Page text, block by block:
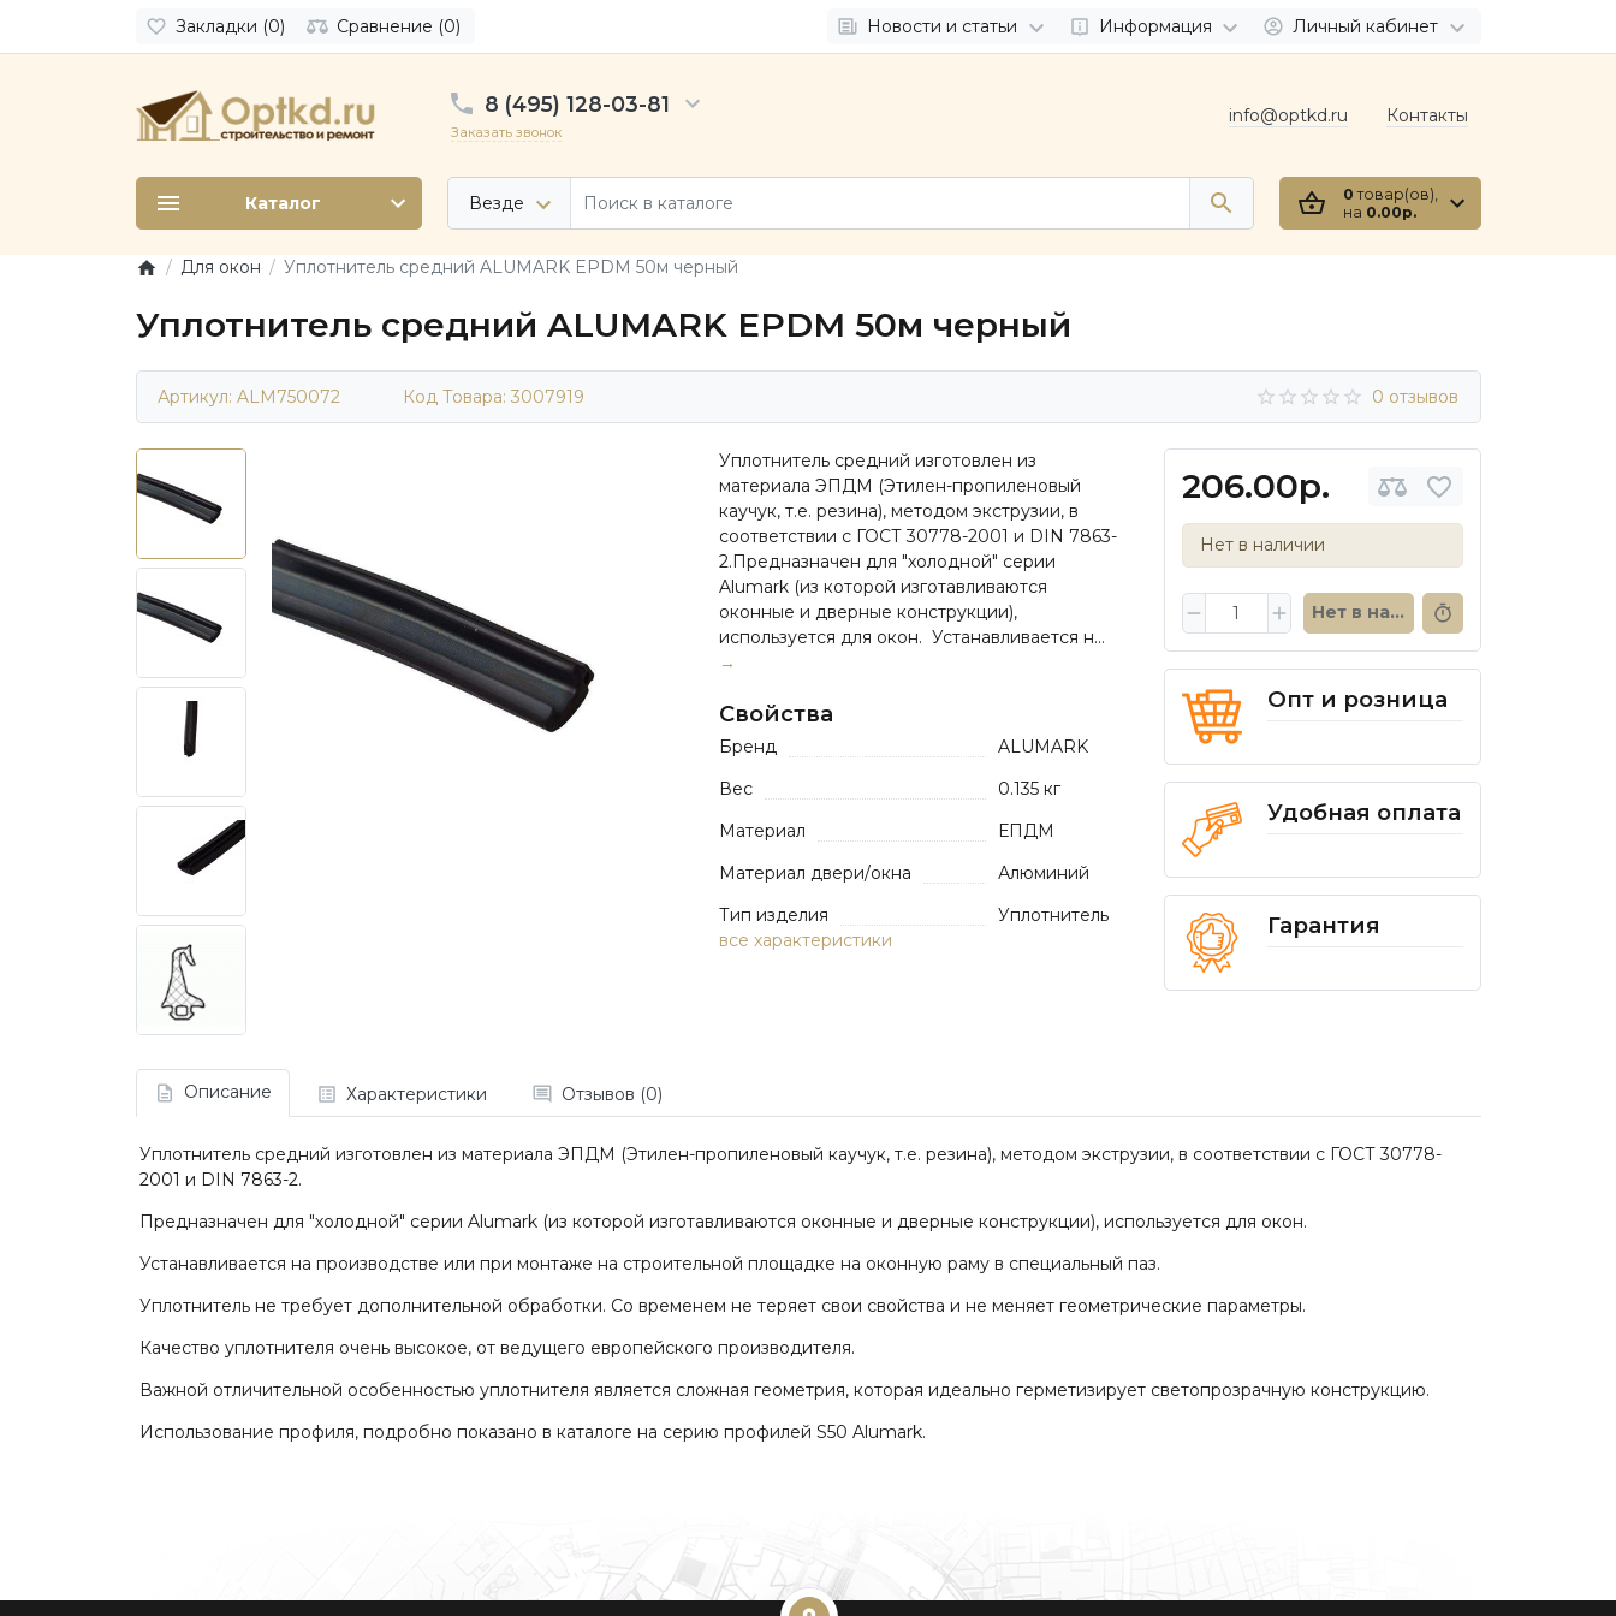
Закладки (0) Сравнение (0) Новости и статьи Информация Личный кабинет
8 (495) 128-03-81
Заказать звонок
Везде
info@optkd.ru Контакты
0 товар(ов),
на 0.00р.
Каталог
Для окон Уплотнитель средний ALUMARK EPDM 50м черный
Уплотнитель средний ALUMARK EPDM 50м черный
Артикул: ALM750072 Код Товара: 3007919 0 отзывов
206.00р.
Нет в наличии
Нет в наличии
Опт и розница
Удобная оплата
Гарантия
Уплотнитель средний изготовлен из
материала ЭПДМ (Этилен-пропиленовый
каучук, т.е. резина), методом экструзии, в
соответствии с ГОСТ 30778-2001 и DIN 7863-
2.Предназначен для "холодной" серии
Alumark (из которой изготавливаются
оконные и дверные конструкции),
используется для окон. Устанавливается н...
→
Свойства
Бренд
ALUMARK
Вес
0.135 кг
Материал
ЕПДМ
Материал двери/окна
Алюминий
Тип изделия
Уплотнитель
все характеристики
Описание Характеристики Отзывов (0)
Уплотнитель средний изготовлен из материала ЭПДМ (Этилен-пропиленовый каучук, т.е. резина), методом экструзии, в соответствии с ГОСТ 30778-
2001 и DIN 7863-2.
Предназначен для "холодной" серии Alumark (из которой изготавливаются оконные и дверные конструкции), используется для окон.
Устанавливается на производстве или при монтаже на строительной площадке на оконную раму в специальный паз.
Уплотнитель не требует дополнительной обработки. Со временем не теряет свои свойства и не меняет геометрические параметры.
Качество уплотнителя очень высокое, от ведущего европейского производителя.
Важной отличительной особенностью уплотнителя является сложная геометрия, которая идеально герметизирует светопрозрачную конструкцию.
Использование профиля, подробно показано в каталоге на серию профилей S50 Alumark.